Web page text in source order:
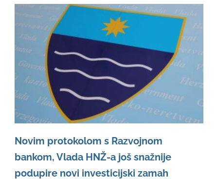
Novim protokolom s Razvojnom
bankom, Vlada HNŽ-a još snažnije
podupire novi investicijski zamah